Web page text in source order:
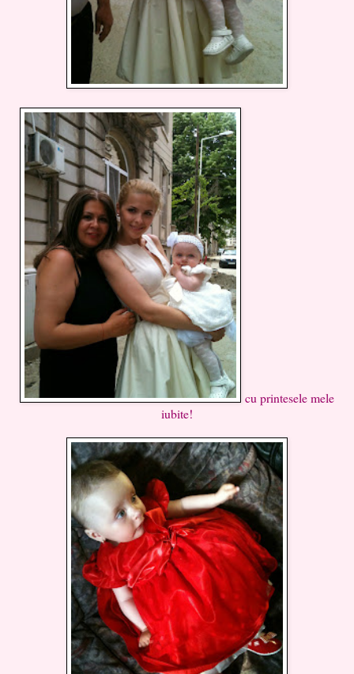
cu printesele mele
iubite!